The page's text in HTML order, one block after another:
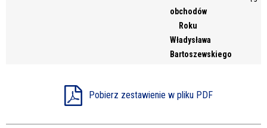
obchodów
Roku
Władysława
Bartoszewskiego
Pobierz zestawienie w pliku PDF